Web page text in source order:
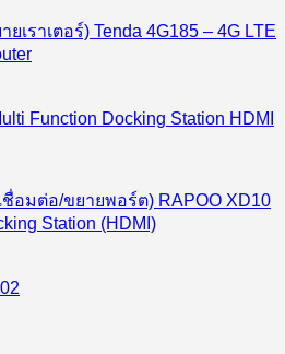
เราเตอร์) Tenda 4G185 – 4G LTE
อมต่อ/ขยายพอร์ต) RAPOO XD10
Station (HDMI)